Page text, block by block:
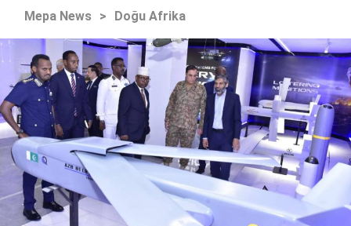
Mepa News > Doğu Afrika